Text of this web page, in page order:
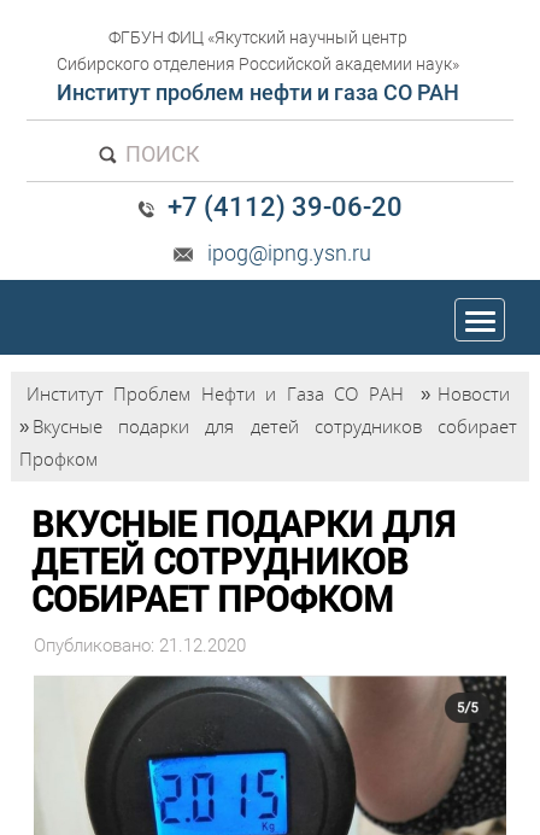
ФГБУН ФИЦ «Якутский научный центр
Сибирского отделения Российской академии наук»
Институт проблем нефти и газа СО РАН
ПОИСК
+7 (4112) 39-06-20
ipog@ipng.ysn.ru
trk
Институт Проблем Нефти и Газа СО РАН » Новости
»Вкусные подарки для детей сотрудников собирает
Профком
ВКУСНЫЕ ПОДАРКИ ДЛЯ
ДЕТЕЙ СОТРУДНИКОВ
СОБИРАЕТ ПРОФКОМ
Опубликовано: 21.12.2020